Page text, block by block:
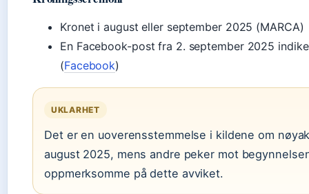
Kronet i august eller september 2025 (MARCA)
En Facebook-post fra 2. september 2025
(Facebook)
UKLARHET
Det er en uoverensstemmelse i kildene om
august 2025, mens andre peker mot
oppmerksomme på dette avviket.